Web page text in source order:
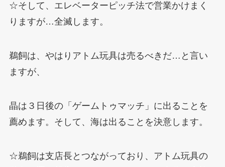
☆そして、エレベーターピッチ法で営業かけまく
りますが…全滅します。
鵜飼は、やはりアトム玩具は売るべきだ…と言い
ますが、
晶は３日後の「ゲームトゥマッチ」に出ることを
薦めます。そして、海は出ることを決意します。
☆鵜飼は支店長とつながっており、アトム玩具の